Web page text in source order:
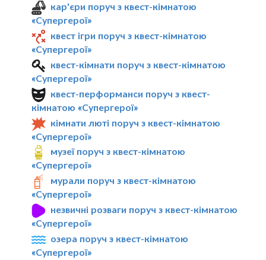
кар'єри поруч з квест-кімнатою
«Супергерої»
квест ігри поруч з квест-кімнатою
«Супергерої»
квест-кімнати поруч з квест-кімнатою
«Супергерої»
квест-перформанси поруч з квест-
кімнатою «Супергерої»
кімнати люті поруч з квест-кімнатою
«Супергерої»
музеї поруч з квест-кімнатою
«Супергерої»
мурали поруч з квест-кімнатою
«Супергерої»
незвичні розваги поруч з квест-кімнатою
«Супергерої»
озера поруч з квест-кімнатою
«Супергерої»